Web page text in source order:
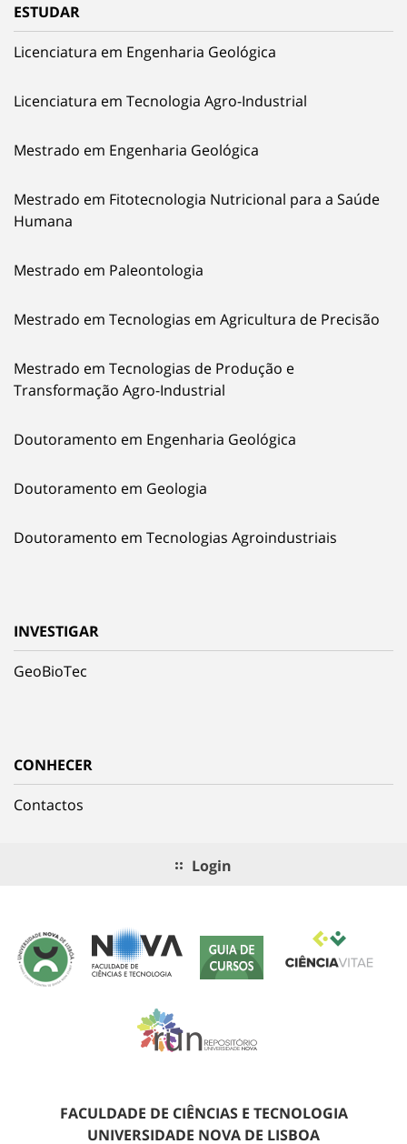
ESTUDAR
Licenciatura em Engenharia Geológica
Licenciatura em Tecnologia Agro-Industrial
Mestrado em Engenharia Geológica
Mestrado em Fitotecnologia Nutricional para a Saúde
Humana
Mestrado em Paleontologia
Mestrado em Tecnologias em Agricultura de Precisão
Mestrado em Tecnologias de Produção e
Transformação Agro-Industrial
Doutoramento em Engenharia Geológica
Doutoramento em Geologia
Doutoramento em Tecnologias Agroindustriais
INVESTIGAR
GeoBioTec
CONHECER
Contactos
Login
FACULDADE DE CIÊNCIAS E TECNOLOGIA
UNIVERSIDADE NOVA DE LISBOA